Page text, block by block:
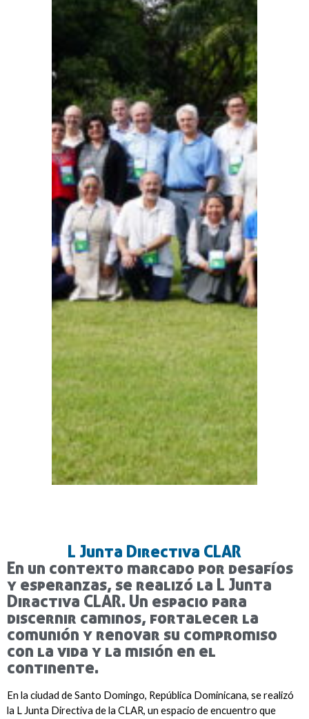
L Junta Directiva CLAR
En un contexto marcado por desafíos
y esperanzas, se realizó la L Junta
Diractiva CLAR. Un espacio para
discernir caminos, fortalecer la
comunión y renovar su compromiso
con la vida y la misión en el
continente.
En la ciudad de Santo Domingo, República Dominicana, se realizó
la L Junta Directiva de la CLAR, un espacio de encuentro que